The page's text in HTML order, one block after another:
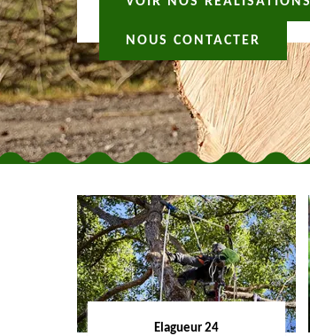
NOUS CONTACTER
Elagueur 24